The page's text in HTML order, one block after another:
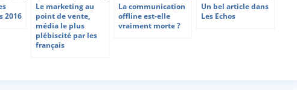
2016
Le marketing au
point de vente,
média le plus
plébiscité par les
français
La communication
offline est-elle
vraiment morte ?
Un bel article dans
Les Echos